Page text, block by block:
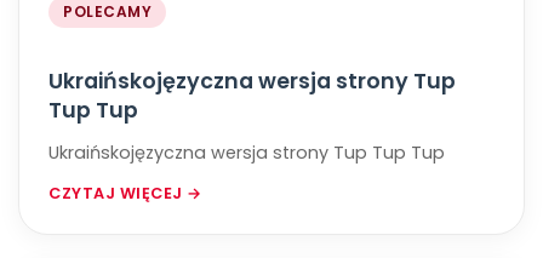
POLECAMY
Ukraińskojęzyczna wersja strony Tup
Tup Tup
Ukraińskojęzyczna wersja strony Tup Tup Tup
CZYTAJ WIĘCEJ →